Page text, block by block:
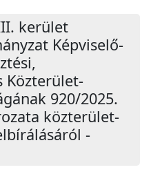
kerület
Képviselő-
Közterület-
920/2025.
közterület-
-